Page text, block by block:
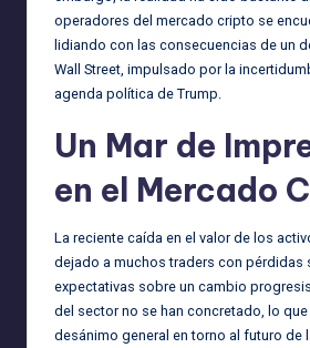
operadores del mercado cripto se
lidiando con las consecuencias de un
Wall Street, impulsado por la
agenda política de Trump.
Un Mar de
en el Mercado
La reciente caída en el valor de los
dejado a muchos traders con pérdidas
expectativas sobre un cambio
del sector no se han concretado, lo
desánimo general en torno al futuro de